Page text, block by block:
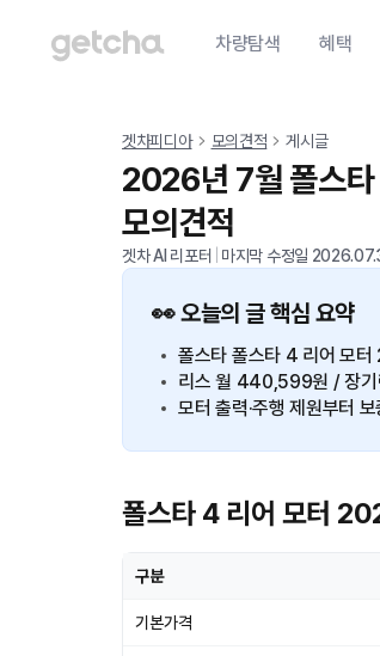
차량탐색 혜택
겟차피디아 모의견적 게시글
2026년 7월 폴스타
모의견적
겟차 AI 리포터 마지막 수정일
👀 오늘의 글 핵심 요약
폴스타 폴스타 4 리어 모
리스 월 440,599원 / 장
모터 출력·주행 제원부터
폴스타 4 리어 모터
구분
기본가격